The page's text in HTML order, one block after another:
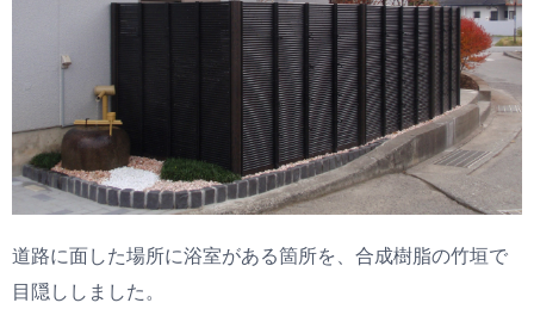
道路に面した場所に浴室がある箇所を、合成樹脂の竹垣で
目隠ししました。